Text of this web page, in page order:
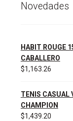
Novedades
HABIT ROUGE
CABALLERO
$1,163.26
TENIS CASUAL
CHAMPION
$1,439.20